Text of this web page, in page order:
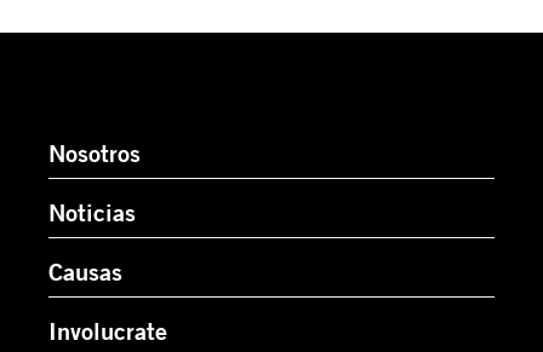
Nosotros
Noticias
Causas
Involucrate